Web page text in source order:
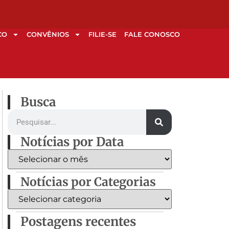
CONVÊNIOS FILIE-SE FALE CONOSCO
Busca
Notícias por Data
Notícias por Categorias
Postagens recentes